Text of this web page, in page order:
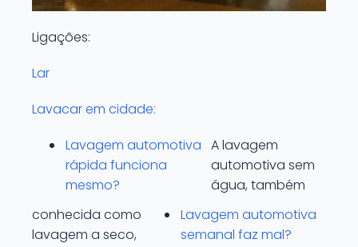
Ligações:
Lar
Lavacar em cidade:
Lavagem automotiva
rápida funciona
mesmo?
Lavagem automotiva
semanal faz mal?
A lavagem
automotiva sem
água, também
conhecida como
lavagem a seco,